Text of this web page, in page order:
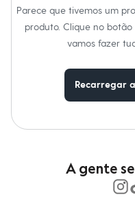
Roupas
Bermudas
Camisas
Casacos e Jaquetas
Bolsas e Mochilas
Chapéus e Bonés
Parece que tivemos um
produto. Clique no
vamos fazer
Recarregar
A gente